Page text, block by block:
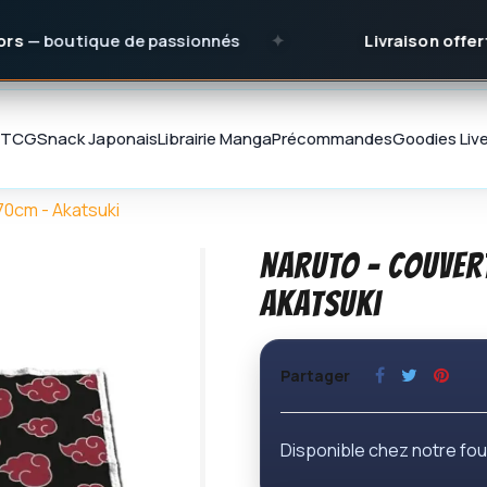
de passionnés ✦ Livraison offertedès 150 €
TCGSnack JaponaisLibrairie MangaPrécommandesGoodies
- Akatsuki
NARUTO -
Akatsuki
Partager
Disponible chez notre